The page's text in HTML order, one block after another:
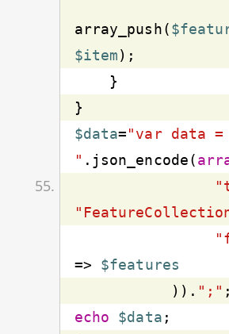
array_push(
$item
$data="var data =
" .json_encode(
=> $features
           )).
";"
echo
$data